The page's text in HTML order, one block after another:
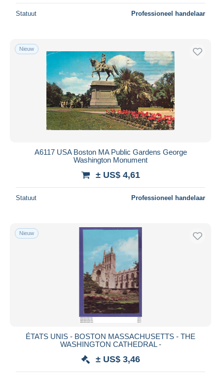
Statuut Professioneel handelaar
Nieuw
A6117 USA Boston MA Public Gardens George
Washington Monument
± US$ 4,61
Statuut Professioneel handelaar
Nieuw
ÉTATS UNIS - BOSTON MASSACHUSETTS - THE
WASHINGTON CATHEDRAL -
± US$ 3,46